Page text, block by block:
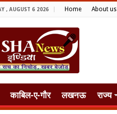
, AUGUST 6 2026 Home About us
काबिल-ए-गौर लखनऊ राज्य